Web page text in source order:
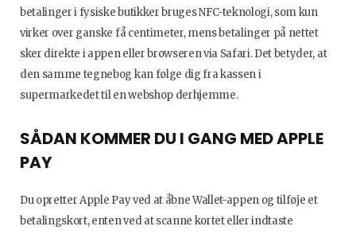
betalinger i fysiske butikker bruges NFC-teknologi, som kun
virker over ganske få centimeter, mens betalinger på nettet
sker direkte i appen eller browseren via Safari. Det betyder, at
den samme tegnebog kan følge dig fra kassen i
supermarkedet til en webshop derhjemme.
SÅDAN KOMMER DU I GANG MED APPLE
PAY
Du opretter Apple Pay ved at åbne Wallet-appen og tilføje et
betalingskort, enten ved at scanne kortet eller indtaste